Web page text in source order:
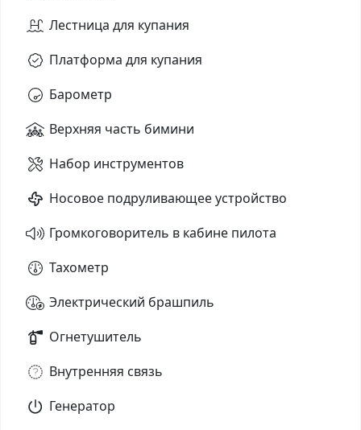
Лестница для купания
Платформа для купания
Барометр
Верхняя часть бимини
Набор инструментов
Носовое подруливающее устройство
Громкоговоритель в кабине пилота
Тахометр
Электрический брашпиль
Огнетушитель
Внутренняя связь
Генератор